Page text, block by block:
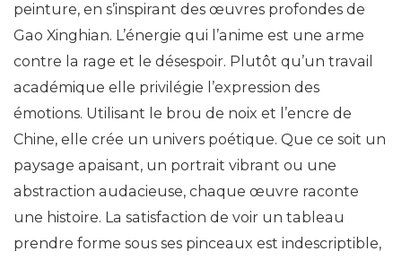
peinture, en s’inspirant des œuvres profondes de
Gao Xinghian. L’énergie qui l’anime est une arme
contre la rage et le désespoir. Plutôt qu’un travail
académique elle privilégie l’expression des
émotions. Utilisant le brou de noix et l’encre de
Chine, elle crée un univers poétique. Que ce soit un
paysage apaisant, un portrait vibrant ou une
abstraction audacieuse, chaque œuvre raconte
une histoire. La satisfaction de voir un tableau
prendre forme sous ses pinceaux est indescriptible,